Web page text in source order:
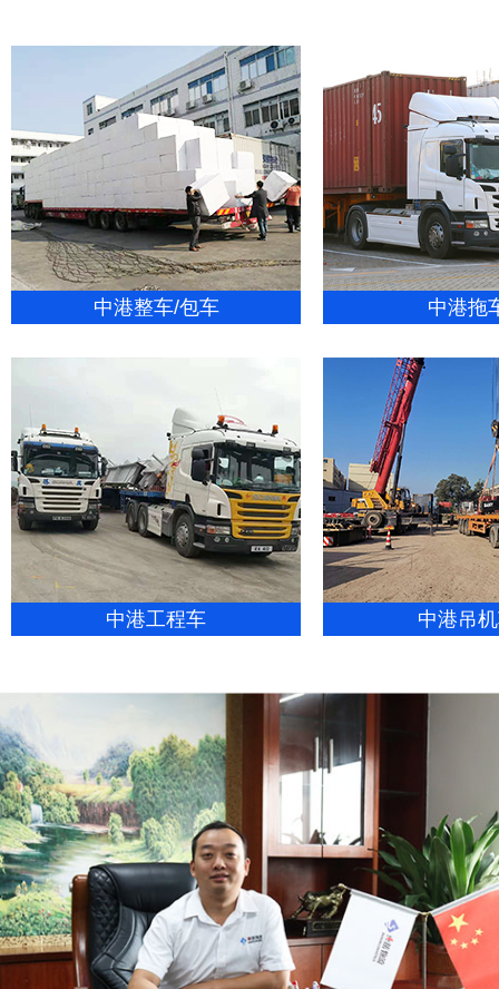
中港整车/包车 中港拖
中港工程车 中港吊